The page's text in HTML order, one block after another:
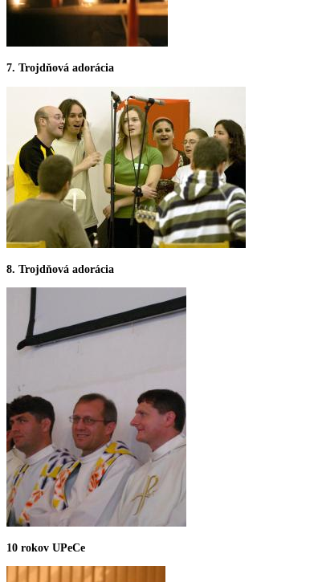
7. Trojdňová adorácia
8. Trojdňová adorácia
10 rokov UPeCe